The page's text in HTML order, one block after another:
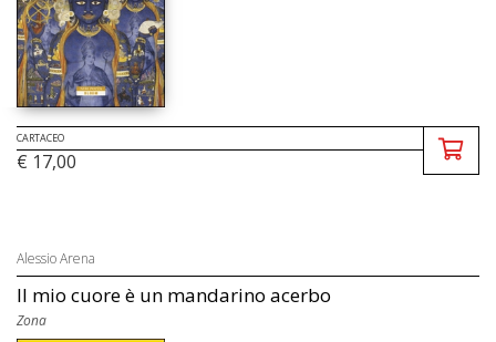
CARTACEO
€ 17,00
Alessio Arena
Il mio cuore è un mandarino acerbo
Zona